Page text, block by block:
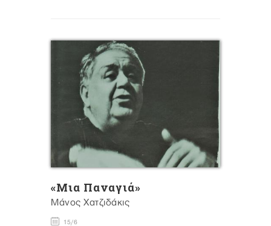
«Μια Παναγιά»
Μάνος Χατζιδάκις
15/6